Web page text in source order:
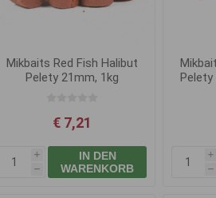
Mikbaits Red Fish Halibut
Pelety 21mm, 1kg
€ 7,21
i
h
IN DEN
WARENKORB
Pelety
i
h